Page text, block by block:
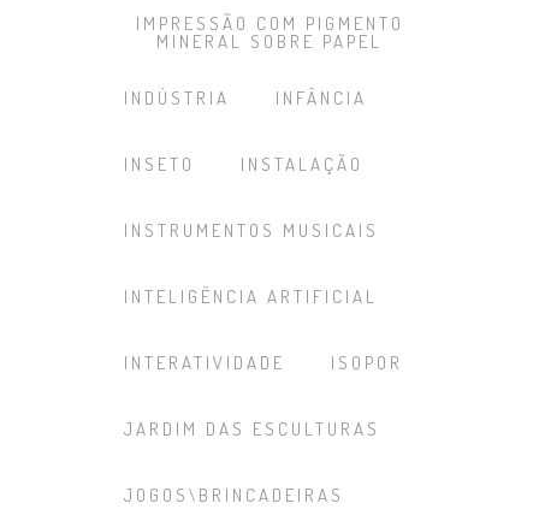
IMPRESSÃO COM PIGMENTO
MINERAL SOBRE PAPEL
INDÚSTRIA INFÂNCIA
INSETO INSTALAÇÃO
INSTRUMENTOS MUSICAIS
INTELIGÊNCIA ARTIFICIAL
INTERATIVIDADE ISOPOR
JARDIM DAS ESCULTURAS
JOGOS\BRINCADEIRAS